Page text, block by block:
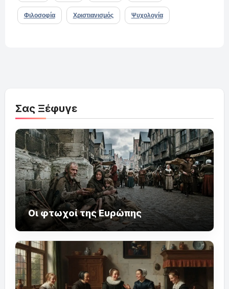
Φιλοσοφία Χριστιανισμός Ψυχολογία
Σας Ξέφυγε
Οι φτωχοί της Ευρώπης